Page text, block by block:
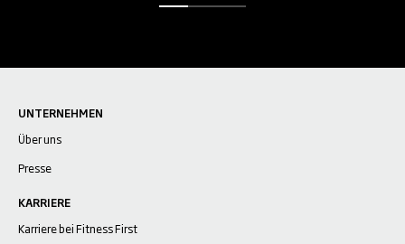
UNTERNEHMEN
Über uns
Presse
KARRIERE
Karriere bei Fitness First